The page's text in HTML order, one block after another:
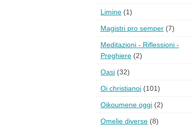
Limine (1)
Magistri pro semper (7)
Meditazioni - Riflessioni -
Preghiere (2)
Oasi (32)
Oi christianoi (101)
Oikoumene oggi (2)
Omelie diverse (8)